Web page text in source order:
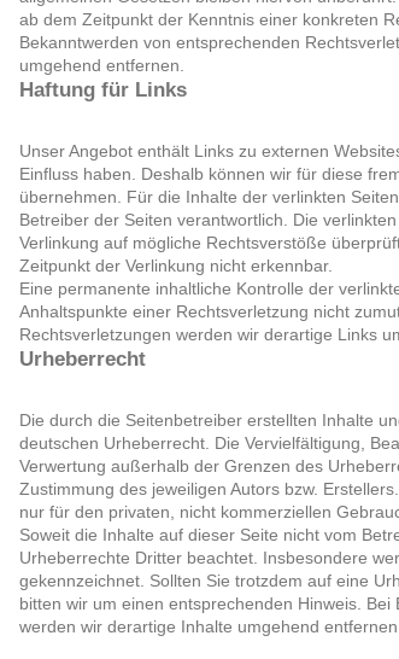
ab dem Zeitpunkt der Kenntnis einer konkreten
Bekanntwerden von entsprechenden
umgehend entfernen.
Haftung für Links
Unser Angebot enthält Links zu externen
Einfluss haben. Deshalb können wir für diese
übernehmen. Für die Inhalte der verlinkten
Betreiber der Seiten verantwortlich. Die
Verlinkung auf mögliche Rechtsverstöße
Zeitpunkt der Verlinkung nicht erkennbar.
Eine permanente inhaltliche Kontrolle der
Anhaltspunkte einer Rechtsverletzung nicht
Rechtsverletzungen werden wir derartige Links
Urheberrecht
Die durch die Seitenbetreiber erstellten Inhalte
deutschen Urheberrecht. Die Vervielfältigung,
Verwertung außerhalb der Grenzen des
Zustimmung des jeweiligen Autors bzw.
nur für den privaten, nicht kommerziellen
Soweit die Inhalte auf dieser Seite nicht vom
Urheberrechte Dritter beachtet. Insbesondere
gekennzeichnet. Sollten Sie trotzdem auf eine
bitten wir um einen entsprechenden Hinweis.
werden wir derartige Inhalte umgehend entfernen.